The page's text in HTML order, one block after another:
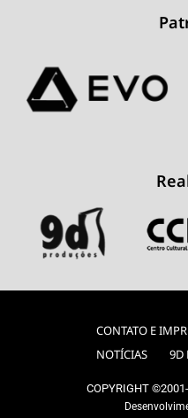
CONTATO E
NOTÍCIAS
9D
COPYRIGHT